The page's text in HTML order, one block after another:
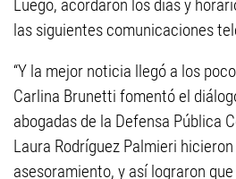
Luego, acordaron los días y
las siguientes comunicaciones
“Y la mejor noticia llegó a los
Carlina Brunetti fomentó el
abogadas de la Defensa Pública
Laura Rodríguez Palmieri
asesoramiento, y así lograron